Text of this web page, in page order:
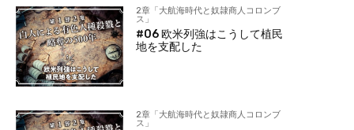
2章「大航海時代と奴隷商人コロンブ
ス」
#06 欧米列強はこうして植民
地を支配した
2章「大航海時代と奴隷商人コロンブ
ス」